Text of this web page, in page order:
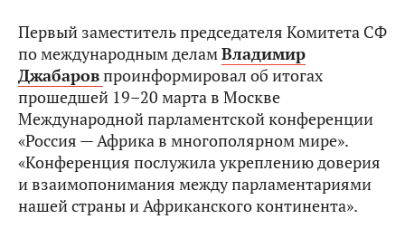
Первый заместитель председателя Комитета СФ
по международным деламВладимир
Джабаровпроинформировал об итогах
прошедшей 19–20 марта в Москве
Международной парламентской конференции
«Россия — Африка в многополярном мире».
«Конференция послужила укреплению доверия
и взаимопонимания между парламентариями
нашей страны и Африканского континента».